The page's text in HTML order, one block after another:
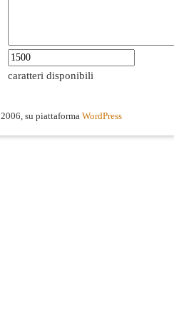
caratteri disponibili
2006, su piattaforma WordPress